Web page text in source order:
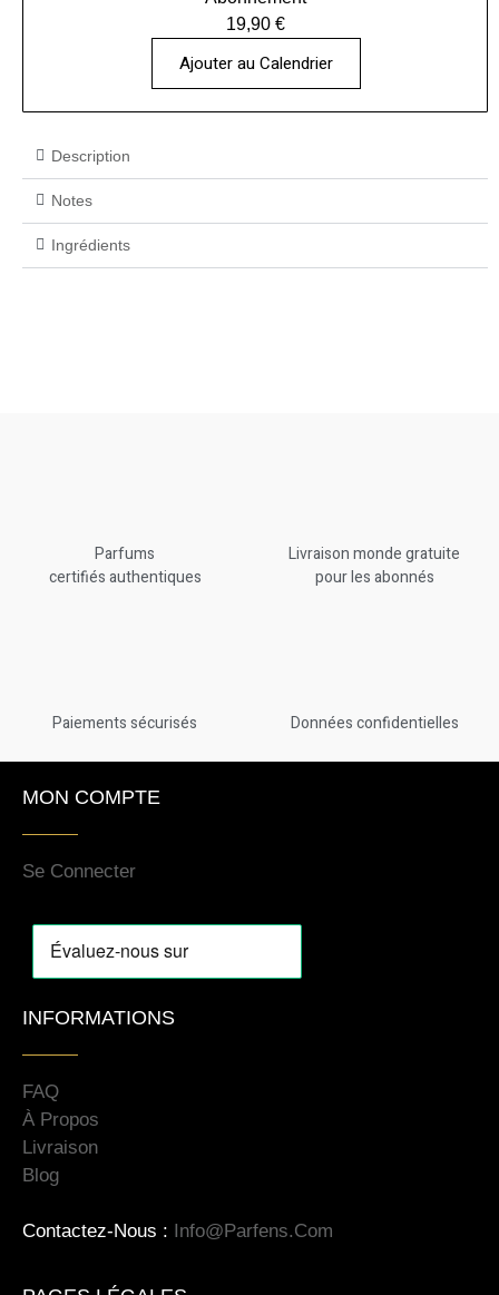
19,90 €
Ajouter au Calendrier
Description
Notes
Ingrédients
Parfums
certifiés authentiques
Livraison monde gratuite
pour les abonnés
Paiements sécurisés Données confidentielles
MON COMPTE
Se Connecter
INFORMATIONS
FAQ
À Propos
Livraison
Blog
Contactez-Nous : Info@parfens.com